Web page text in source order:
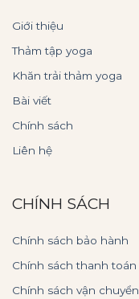
Giới thiệu
Thảm tập yoga
Khăn trải thảm yoga
Bài viết
Chính sách
Liên hệ
CHÍNH SÁCH
Chính sách bảo hành
Chính sách thanh toán
Chính sách vận chuyển